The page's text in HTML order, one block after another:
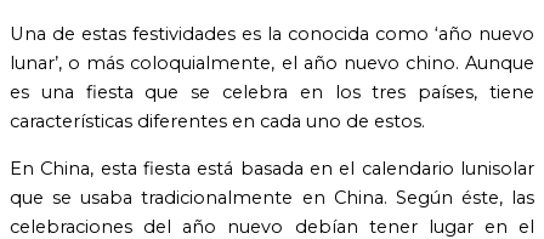
Una de estas festividades es la conocida como ‘año nuevo
lunar’, o más coloquialmente, el año nuevo chino. Aunque
es una fiesta que se celebra en los tres países, tiene
características diferentes en cada uno de estos.
En China, esta fiesta está basada en el calendario lunisolar
que se usaba tradicionalmente en China. Según éste, las
celebraciones del año nuevo debían tener lugar en el